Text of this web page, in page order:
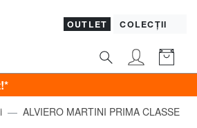
OUTLET COLECȚII
ALVIERO MARTINI PRIMA CLASSE